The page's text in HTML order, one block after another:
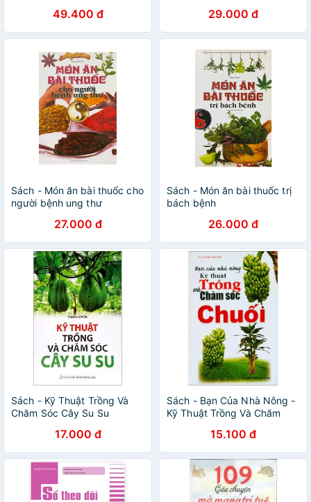
49.400 đ 29.000 đ
Sách - Món ăn bài thuốc cho
người bệnh ung thư
27.000 đ
Sách - Món ăn bài thuốc trị
bách bệnh
26.000 đ
Sách - Kỹ Thuật Trồng Và
Chăm Sóc Cây Su Su
17.000 đ
Sách - Bạn Của Nhà Nông -
Kỹ Thuật Trồng Và Chăm
15.100 đ